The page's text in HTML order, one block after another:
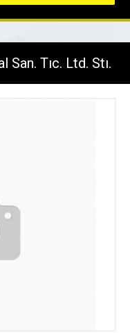
San. Tıc. Ltd. Stı.